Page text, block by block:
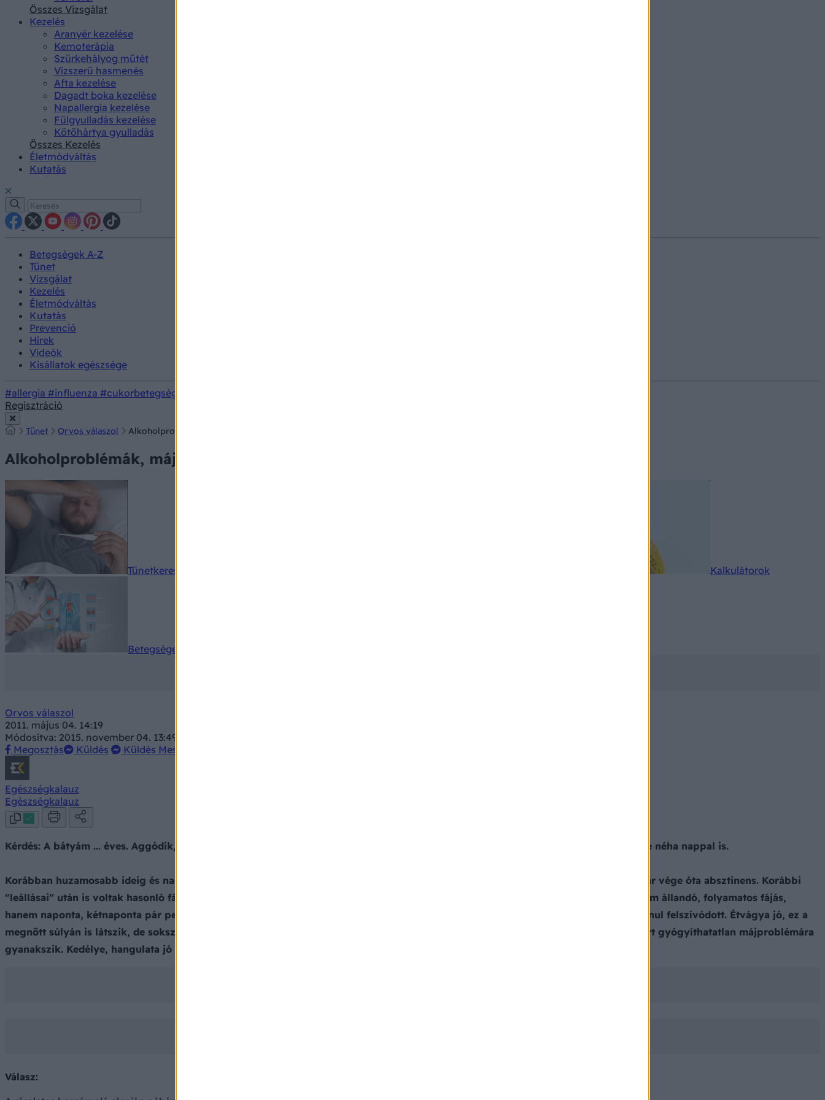
Összes Vizsgálat
Kezelés
Aranyér kezelése
Kemoterápia
Szürkehályog műtét
Vízszerű hasmenés
Afta kezelése
Dagadt boka kezelése
Napallergia kezelése
Fülgyulladás kezelése
Kötőhártya gyulladás
Összes Kezelés
Életmódváltás
Kutatás
Betegségek A-Z
Tünet
Vizsgálat
Kezelés
Életmódváltás
Kutatás
Prevenció
Hírek
Videók
Kisállatok egészsége
#allergia #influenza #cukorbetegség
Regisztráció
Tünet Orvos válaszol Alkoholproblémák, májbetegség
Alkoholproblémák, májbetegség
Tünetkereső Kalkulátorok
Betegségek A-Z
Orvos válaszol
2011. május 04. 14:19
Módosítva: 2015. november 04. 13:49
Megosztás
Küldés Küldés Messengeren
Egészségkalauz
Egészségkalauz
Kérdés: A bátyám ... éves. Aggódik, mert jópár hete tompa fájdalmat érez a jobb oldalán a máj magasságában, többnyire éjszaka, de néha nappal is.
Korábban huzamosabb ideig és nagy mértékben fogyasztott alkoholt, de mindig tartott hosszabb-rövidebb szünetet, jelenleg január vége óta absztinens. Korábbi
"leállásai" után is voltak hasonló fájdalmai, melyek pár hét után elmúltak, de most aggódik, mert a fájdalmak nem szűnnek meg (nem állandó, folyamatos fájás,
hanem naponta, kétnaponta pár percig tartó). ... éve gyomorfekélye volt, melyet a véres széklete miatt fedeztek fel, de az nyomtalanul felszívódott. Étvágya jó, ez a
megnőtt súlyán is látszik, de sokszor este 1/2 10 körül vacsorázik, néha kolbászt vagy szalonnát is. Orvoshoz nem akar menni, mert gyógyíthatatlan májproblémára
gyanakszik. Kedélye, hangulata jó lenne, ha nem aggódna. Mi lehet a problémája? Valóban olyan nagy a baj?
Válasz: